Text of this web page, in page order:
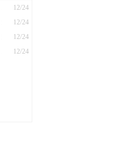
12/24
12/24
12/24
12/24